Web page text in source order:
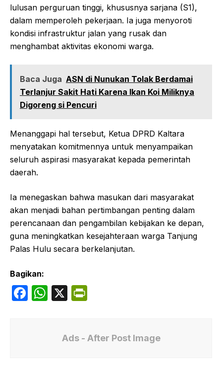
lulusan perguruan tinggi, khususnya sarjana (S1),
dalam memperoleh pekerjaan. Ia juga menyoroti
kondisi infrastruktur jalan yang rusak dan
menghambat aktivitas ekonomi warga.
Baca Juga ASN di Nunukan Tolak Berdamai
Terlanjur Sakit Hati Karena Ikan Koi Miliknya
Digoreng si Pencuri
Menanggapi hal tersebut, Ketua DPRD Kaltara
menyatakan komitmennya untuk menyampaikan
seluruh aspirasi masyarakat kepada pemerintah
daerah.
Ia menegaskan bahwa masukan dari masyarakat
akan menjadi bahan pertimbangan penting dalam
perencanaan dan pengambilan kebijakan ke depan,
guna meningkatkan kesejahteraan warga Tanjung
Palas Hulu secara berkelanjutan.
Bagikan:
F
W X
Fr
Ads - After Post Image